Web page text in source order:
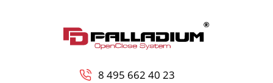
8 495 662 40 23